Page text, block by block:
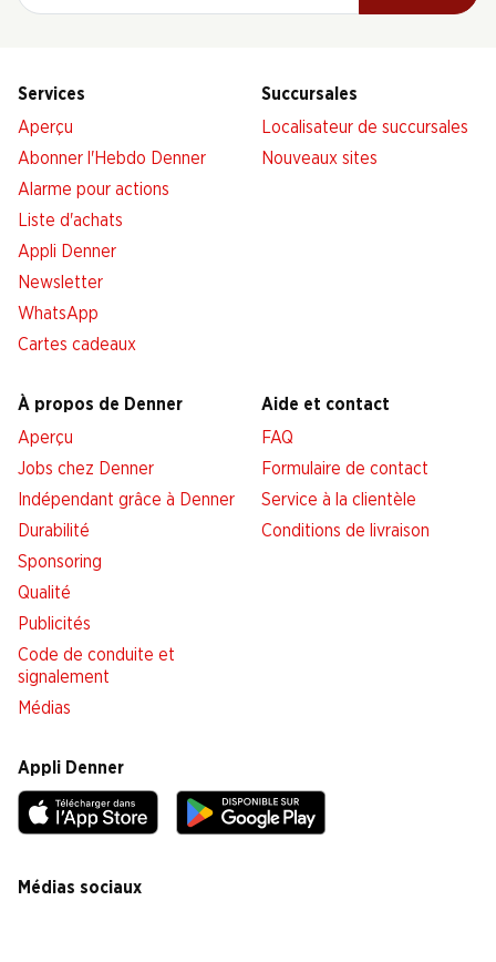
Services
Aperçu
Abonner l'Hebdo Denner
Alarme pour actions
Liste d'achats
Appli Denner
Newsletter
WhatsApp
Cartes cadeaux
Succursales
Localisateur de succursales
Nouveaux sites
À propos de Denner
Aperçu
Jobs chez Denner
Indépendant grâce à Denner
Durabilité
Sponsoring
Qualité
Publicités
Code de conduite et
signalement
Médias
Aide et contact
FAQ
Formulaire de contact
Service à la clientèle
Conditions de livraison
Appli Denner
Médias sociaux